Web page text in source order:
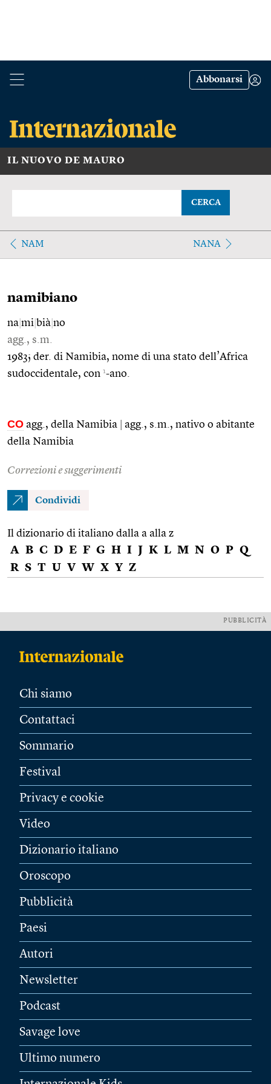
Abbonarsi
IL NUOVO DE MAURO
CERCA
NAM NANA
namibiano
na mi bià no
agg., s.m.
1983; der. di Namibia, nome di una stato dell’Africa
sudoccidentale, con 1-ano.
CO agg., della Namibia
agg., s.m., nativo o abitante
della Namibia
Correzioni e suggerimenti
Condividi
Il dizionario di italiano dalla a alla z
A B C D E F G H I J K L M N O P Q
R S T U V W X Y Z
PUBBLICITÀ
Chi siamo
Contattaci
Sommario
Festival
Privacy e cookie
Video
Dizionario italiano
Oroscopo
Pubblicità
Paesi
Autori
Newsletter
Podcast
Savage love
Ultimo numero